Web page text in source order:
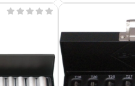
    